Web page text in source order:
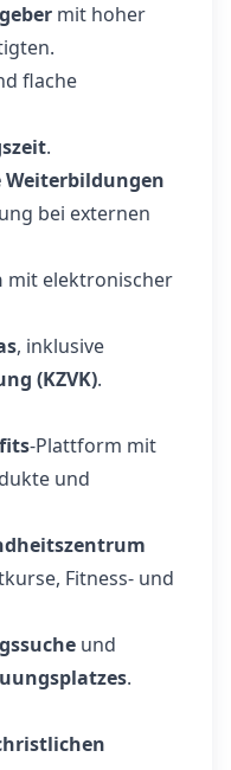
mit hoher
flache
.
bei externen
mit elektronischer
, inklusive
(KZVK).
-Plattform mit
und
Fitness- und
und
.